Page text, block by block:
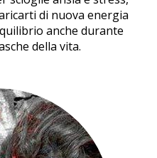
di nuova energia
anche durante
della vita.